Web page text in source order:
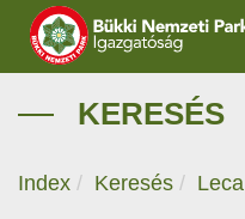
IGAZGATÓSÁG
KERESÉS
Index Keresés Leca